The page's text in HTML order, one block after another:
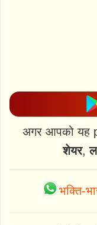
अगर आपको यह
शेयर,
भक्ति-